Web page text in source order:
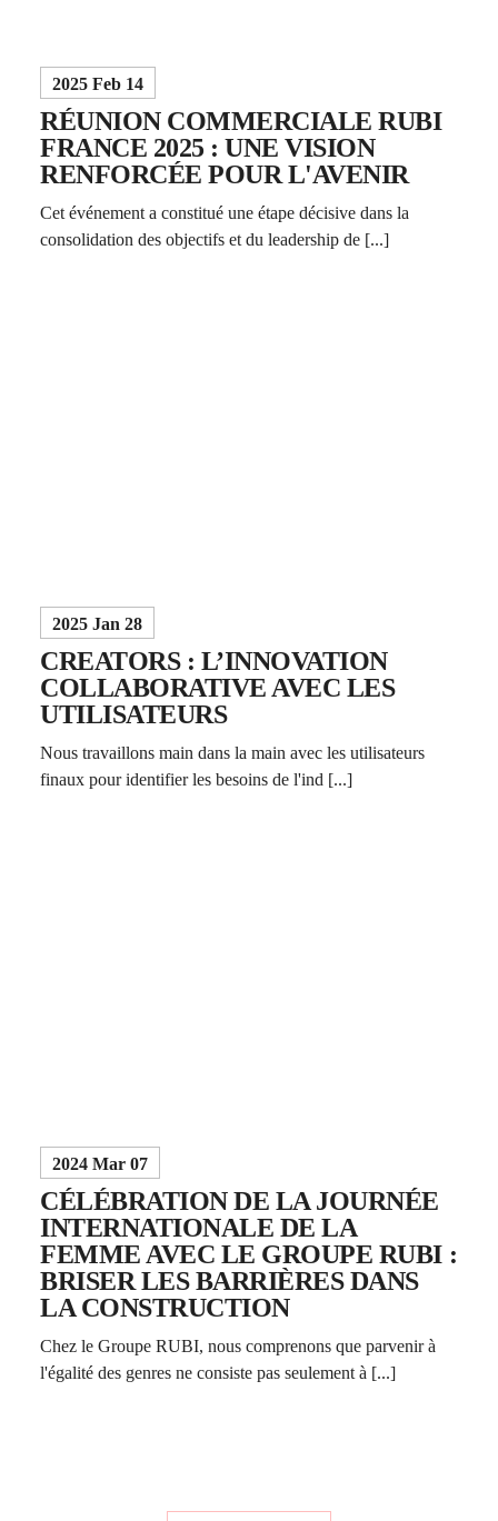
2025 Feb 14
RÉUNION COMMERCIALE RUBI
FRANCE 2025 : UNE VISION
RENFORCÉE POUR L'AVENIR
Cet événement a constitué une étape décisive dans la
consolidation des objectifs et du leadership de [...]
2025 Jan 28
CREATORS : L’INNOVATION
COLLABORATIVE AVEC LES
UTILISATEURS
Nous travaillons main dans la main avec les utilisateurs
finaux pour identifier les besoins de l'ind [...]
2024 Mar 07
CÉLÉBRATION DE LA JOURNÉE
INTERNATIONALE DE LA
FEMME AVEC LE GROUPE RUBI :
BRISER LES BARRIÈRES DANS
LA CONSTRUCTION
Chez le Groupe RUBI, nous comprenons que parvenir à
l'égalité des genres ne consiste pas seulement à [...]